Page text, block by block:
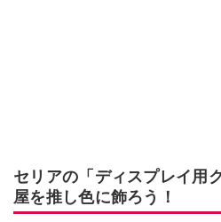
セリアの「ディスプレイ用
屋を推し色に飾ろう！